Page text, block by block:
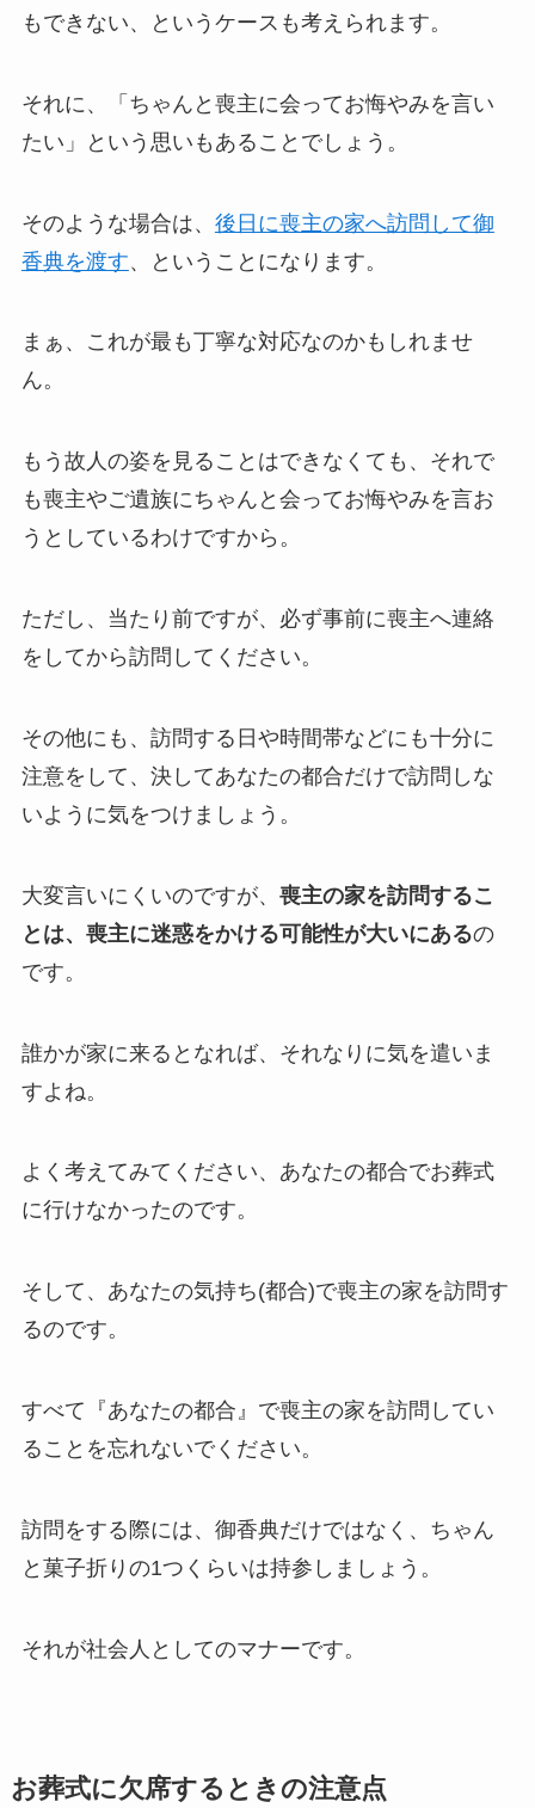
もできない、というケースも考えられます。
それに、「ちゃんと喪主に会ってお悔やみを言い
たい」という思いもあることでしょう。
そのような場合は、 後日に喪主の家へ訪問して御
香典を渡す、ということになります。
まぁ、これが最も丁寧な対応なのかもしれませ
ん。
もう故人の姿を見ることはできなくても、それで
も喪主やご遺族にちゃんと会ってお悔やみを言お
うとしているわけですから。
ただし、当たり前ですが、必ず事前に喪主へ連絡
をしてから訪問してください。
その他にも、訪問する日や時間帯などにも十分に
注意をして、決してあなたの都合だけで訪問しな
いように気をつけましょう。
大変言いにくいのですが、 喪主の家を訪問するこ
とは、喪主に迷惑をかける可能性が大いにあるの
です。
誰かが家に来るとなれば、それなりに気を遣いま
すよね。
よく考えてみてください、あなたの都合でお葬式
に行けなかったのです。
そして、あなたの気持ち(都合)で喪主の家を訪問す
るのです。
すべて『あなたの都合』で喪主の家を訪問してい
ることを忘れないでください。
訪問をする際には、御香典だけではなく、ちゃん
と菓子折りの1つくらいは持参しましょう。
それが社会人としてのマナーです。
お葬式に欠席するときの注意点